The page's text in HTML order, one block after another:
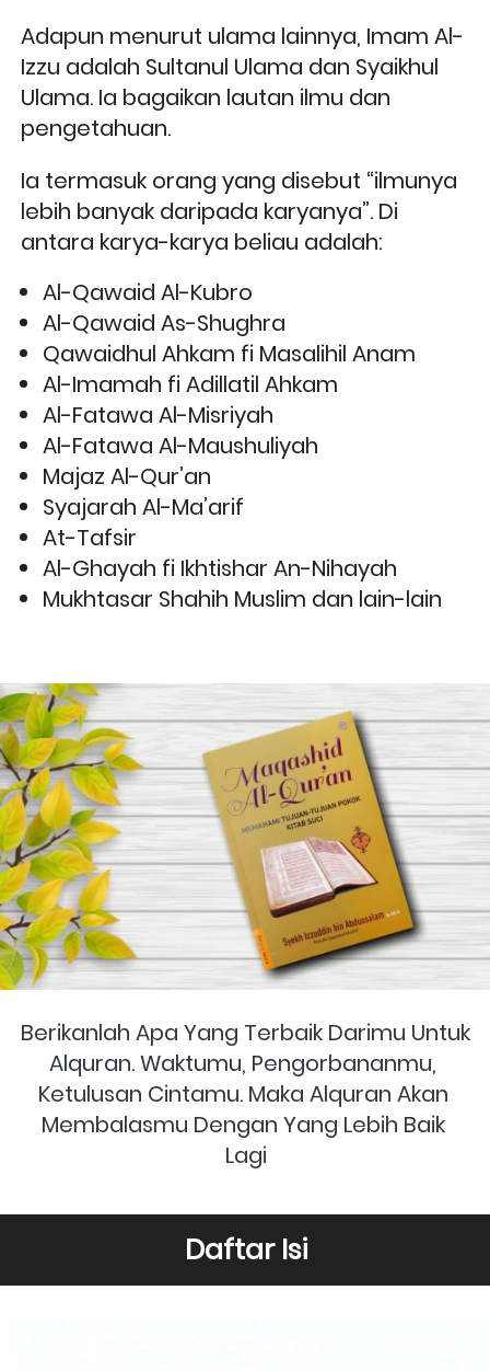
Adapun menurut ulama lainnya, Imam Al-
Izzu adalah Sultanul Ulama dan Syaikhul
Ulama. Ia bagaikan lautan ilmu dan
pengetahuan.
Ia termasuk orang yang disebut “ilmunya
lebih banyak daripada karyanya”. Di
antara karya-karya beliau adalah:
Al-Qawaid Al-Kubro
Al-Qawaid As-Shughra
Qawaidhul Ahkam fi Masalihil Anam
Al-Imamah fi Adillatil Ahkam
Al-Fatawa Al-Misriyah
Al-Fatawa Al-Maushuliyah
Majaz Al-Qur’an
Syajarah Al-Ma’arif
At-Tafsir
Al-Ghayah fi Ikhtishar An-Nihayah
Mukhtasar Shahih Muslim dan lain-lain
Berikanlah Apa Yang Terbaik Darimu Untuk
Alquran. Waktumu, Pengorbananmu,
Ketulusan Cintamu. Maka Alquran Akan
Membalasmu Dengan Yang Lebih Baik
Lagi
Daftar Isi